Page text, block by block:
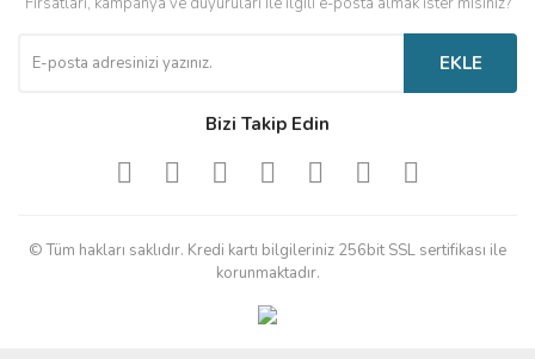
EKLE
Bizi Takip Edin
© Tüm hakları saklıdır. Kredi kartı bilgileriniz 256bit SSL sertifikası ile
korunmaktadır.